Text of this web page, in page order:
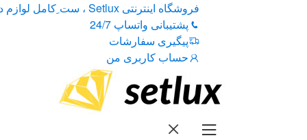
فروشگاه اینترنتی Setlux ، ست ِکامل لوازم دیجیتال
پشتیبانی واتساپ 24/7
پیگیری سفارشات
حساب کاربری من